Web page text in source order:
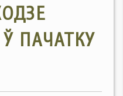
ПАЧАТКУ